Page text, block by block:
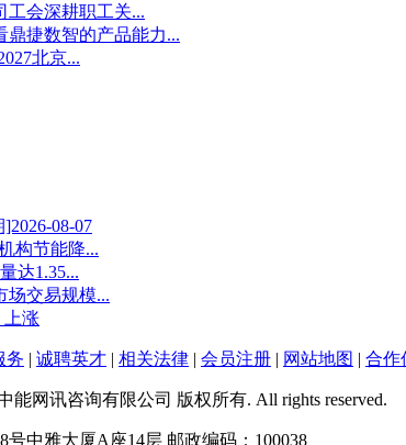
工会深耕职工关...
鼎捷数智的产品能力...
北京...
08-07
构节能降...
达1.35...
场交易规模...
上涨
务 | 诚聘英才 | 相关法律 | 会员注册 | 网站地图 | 合作
能网讯咨询有限公司 版权所有. All rights reserved.
中雅大厦A座14层 邮政编码：100038